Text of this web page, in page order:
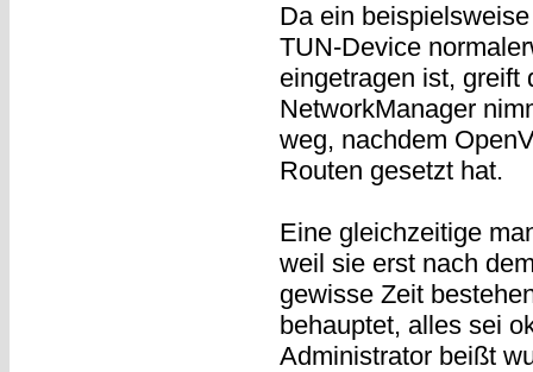
Da ein
TUN-Device
eingetragen ist,
NetworkManager
weg, nachdem
Routen gesetzt hat.
Eine gleichzeitige
weil sie erst nach
gewisse Zeit
behauptet, alles sei
Administrator beißt